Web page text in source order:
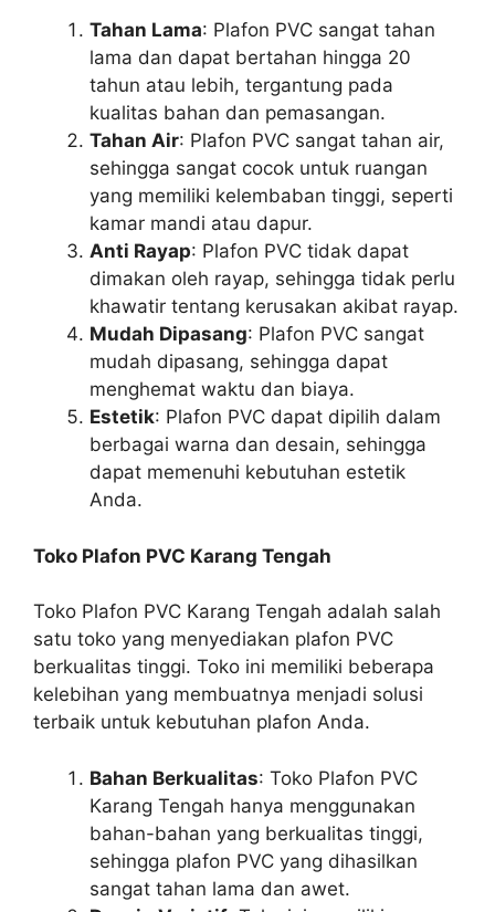
Tahan Lama: Plafon PVC sangat tahan
lama dan dapat bertahan hingga 20
tahun atau lebih, tergantung pada
kualitas bahan dan pemasangan.
Tahan Air: Plafon PVC sangat tahan air,
sehingga sangat cocok untuk ruangan
yang memiliki kelembaban tinggi, seperti
kamar mandi atau dapur.
Anti Rayap: Plafon PVC tidak dapat
dimakan oleh rayap, sehingga tidak perlu
khawatir tentang kerusakan akibat rayap.
Mudah Dipasang: Plafon PVC sangat
mudah dipasang, sehingga dapat
menghemat waktu dan biaya.
Estetik: Plafon PVC dapat dipilih dalam
berbagai warna dan desain, sehingga
dapat memenuhi kebutuhan estetik
Anda.
Toko Plafon PVC Karang Tengah
Toko Plafon PVC Karang Tengah adalah salah
satu toko yang menyediakan plafon PVC
berkualitas tinggi. Toko ini memiliki beberapa
kelebihan yang membuatnya menjadi solusi
terbaik untuk kebutuhan plafon Anda.
Bahan Berkualitas: Toko Plafon PVC
Karang Tengah hanya menggunakan
bahan-bahan yang berkualitas tinggi,
sehingga plafon PVC yang dihasilkan
sangat tahan lama dan awet.